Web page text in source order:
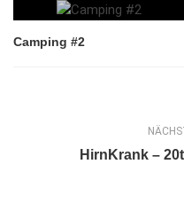
Camping #2
HirnKrank –